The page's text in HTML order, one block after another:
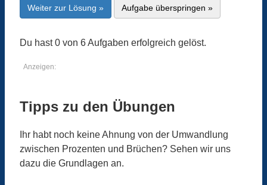
Weiter zur Lösung » Aufgabe überspringen »
Du hast 0 von 6 Aufgaben erfolgreich gelöst.
Anzeigen:
Tipps zu den Übungen
Ihr habt noch keine Ahnung von der Umwandlung
zwischen Prozenten und Brüchen? Sehen wir uns
dazu die Grundlagen an.